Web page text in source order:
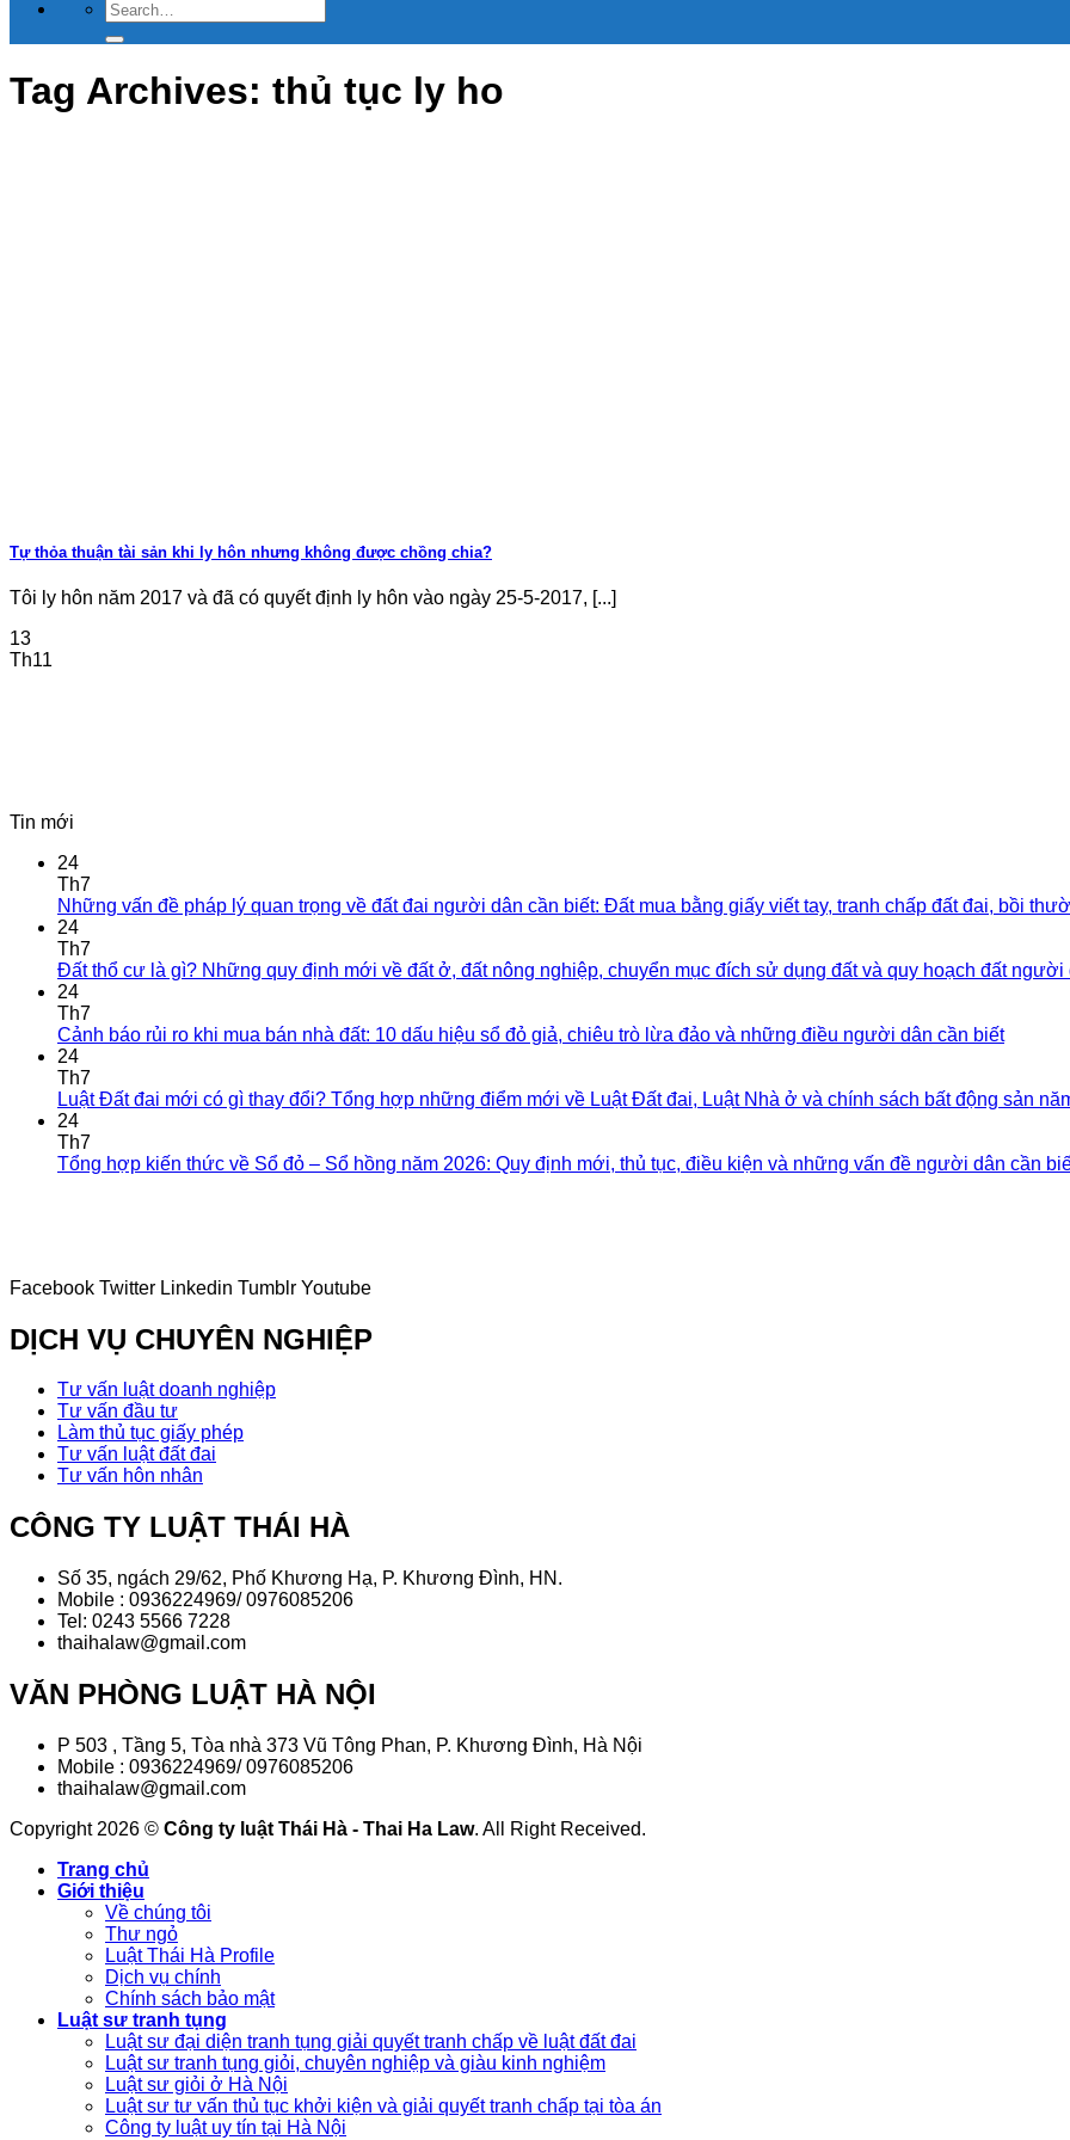
Tag Archives: thủ tục ly ho
Tự thỏa thuận tài sản khi ly hôn nhưng không được chồng chia?
Tôi ly hôn năm 2017 và đã có quyết định ly hôn vào ngày 25-5-2017, [...]
13
Th11
Tin mới
24
Th7
Những vấn đề pháp lý quan trọng về đất đai người dân cần biết: Đất mua bằng giấy viết tay, tranh chấp đất đai, bồi
24
Th7
Đất thổ cư là gì? Những quy định mới về đất ở, đất nông nghiệp, chuyển mục đích sử dụng đất và quy hoạch đất người
24
Th7
Cảnh báo rủi ro khi mua bán nhà đất: 10 dấu hiệu sổ đỏ giả, chiêu trò lừa đảo và những điều người dân cần biết
24
Th7
Luật Đất đai mới có gì thay đổi? Tổng hợp những điểm mới về Luật Đất đai, Luật Nhà ở và chính sách bất động sản
24
Th7
Tổng hợp kiến thức về Sổ đỏ – Sổ hồng năm 2026: Quy định mới, thủ tục, điều kiện và những vấn đề người dân cần
Facebook Twitter Linkedin Tumblr Youtube
DỊCH VỤ CHUYÊN NGHIỆP
Tư vấn luật doanh nghiệp
Tư vấn đầu tư
Làm thủ tục giấy phép
Tư vấn luật đất đai
Tư vấn hôn nhân
CÔNG TY LUẬT THÁI HÀ
Số 35, ngách 29/62, Phố Khương Hạ, P. Khương Đình, HN.
Mobile : 0936224969/ 0976085206
Tel: 0243 5566 7228
thaihalaw@gmail.com
VĂN PHÒNG LUẬT HÀ NỘI
P 503 , Tầng 5, Tòa nhà 373 Vũ Tông Phan, P. Khương Đình, Hà Nội
Mobile : 0936224969/ 0976085206
thaihalaw@gmail.com
Copyright 2026 © Công ty luật Thái Hà - Thai Ha Law. All Right Received.
Trang chủ
Giới thiệu
Về chúng tôi
Thư ngỏ
Luật Thái Hà Profile
Dịch vụ chính
Chính sách bảo mật
Luật sư tranh tụng
Luật sư đại diện tranh tụng giải quyết tranh chấp về luật đất đai
Luật sư tranh tụng giỏi, chuyên nghiệp và giàu kinh nghiệm
Luật sư giỏi ở Hà Nội
Luật sư tư vấn thủ tục khởi kiện và giải quyết tranh chấp tại tòa án
Công ty luật uy tín tại Hà Nội